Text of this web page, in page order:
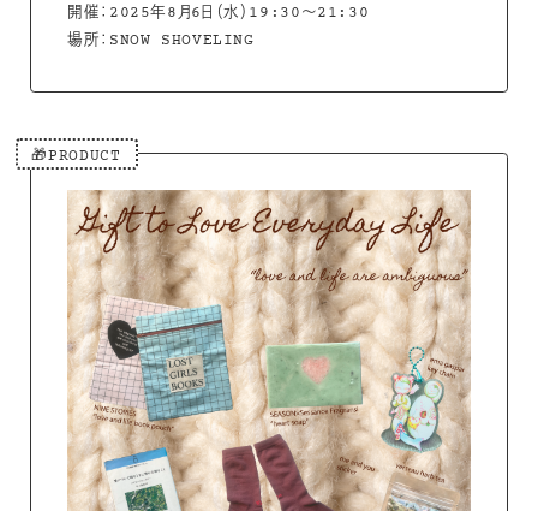
開催：2025年8月6日（水）19:30〜21:30
場所：SNOW SHOVELING
🎁PRODUCT